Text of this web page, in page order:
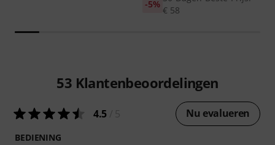
€ 58
-5%
53 Klantenbeoordelingen
4.5 Nu evalueren
BEDIENING